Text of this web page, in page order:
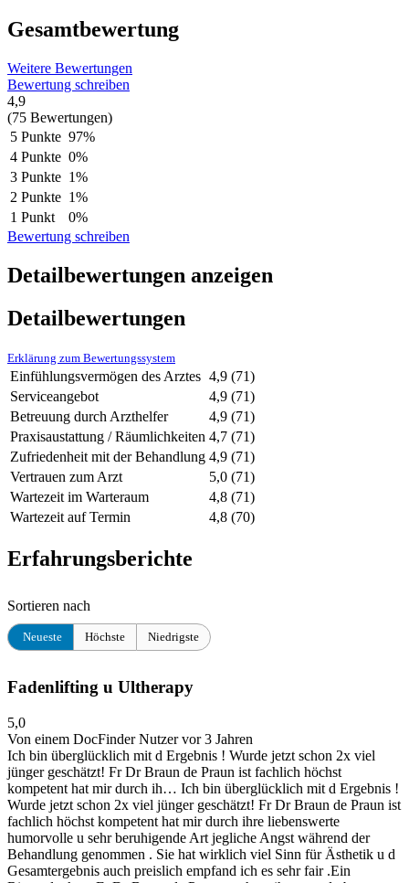
Gesamtbewertung
Weitere Bewertungen
Bewertung schreiben
4,9
(75 Bewertungen)
5 Punkte 97%
4 Punkte 0%
3 Punkte 1%
2 Punkte 1%
1 Punkt
0%
Bewertung schreiben
Detailbewertungen anzeigen
Detailbewertungen
Erklärung zum Bewertungssystem
Einfühlungsvermögen des Arztes 4,9 (71)
Serviceangebot
4,9 (71)
Betreuung durch Arzthelfer
4,9 (71)
Praxisaustattung / Räumlichkeiten 4,7 (71)
Zufriedenheit mit der Behandlung 4,9 (71)
Vertrauen zum Arzt
5,0 (71)
Wartezeit im Warteraum
4,8 (71)
Wartezeit auf Termin
4,8 (70)
Erfahrungsberichte
Sortieren nach
Neueste Höchste Niedrigste
Fadenlifting u Ultherapy
5,0
Von einem DocFinder Nutzervor 3 Jahren
Ich bin überglücklich mit d Ergebnis ! Wurde jetzt schon 2x viel
jünger geschätzt! Fr Dr Braun de Praun ist fachlich höchst
kompetent hat mir durch ih… Ich bin überglücklich mit d Ergebnis !
Wurde jetzt schon 2x viel jünger geschätzt! Fr Dr Braun de Praun ist
fachlich höchst kompetent hat mir durch ihre liebenswerte
humorvolle u sehr beruhigende Art jegliche Angst während der
Behandlung genommen . Sie hat wirklich viel Sinn für Ästhetik u d
Gesamtergebnis auch preislich empfand ich es sehr fair .Ein